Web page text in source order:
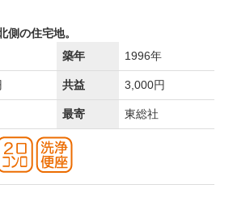
側の住宅地。
築年 1996年
共益 3,000円
最寄 東総社